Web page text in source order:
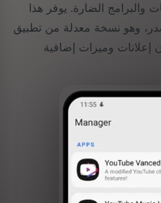
الضارة. يوفر هذا
وهو نسخة معدلة من تطبيق